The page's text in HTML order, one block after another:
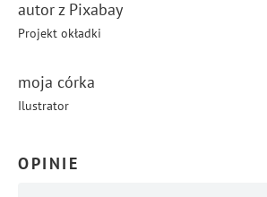
autor z Pixabay
Projekt okładki
moja córka
Ilustrator
OPINIE